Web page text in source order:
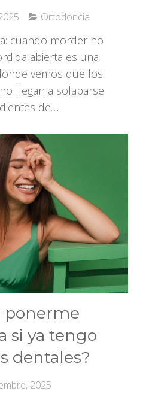
Ortodoncia
cuando morder no
abierta es una
vemos que los
llegan a solaparse
de…
ponerme
si ya tengo
dentales?
2025